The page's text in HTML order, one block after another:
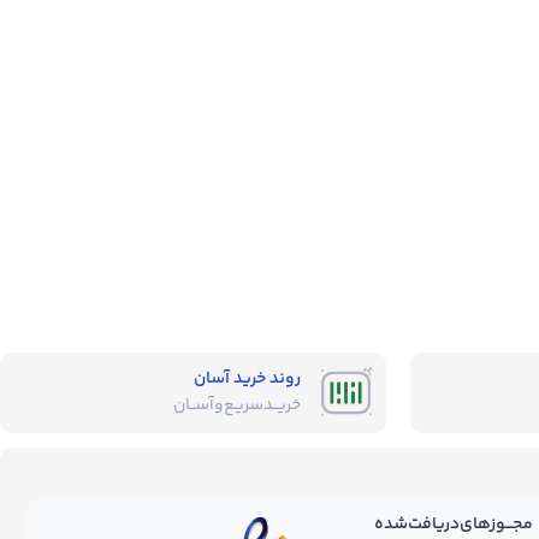
روند خرید آسان
خریــد‌سریـع‌و‌آســان
مجـــوز‌های‌دریافت‌شده